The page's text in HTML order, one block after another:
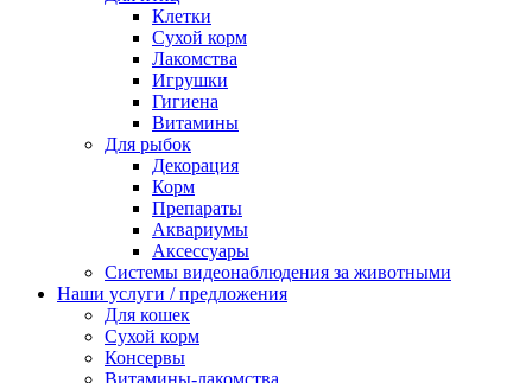
Клетки
Сухой корм
Лакомства
Игрушки
Гигиена
Витамины
Для рыбок
Декорация
Корм
Препараты
Аквариумы
Аксессуары
Cистемы видеонаблюдения за животными
Наши услуги / предложения
Для кошек
Сухой корм
Консервы
Витамины-лакомства